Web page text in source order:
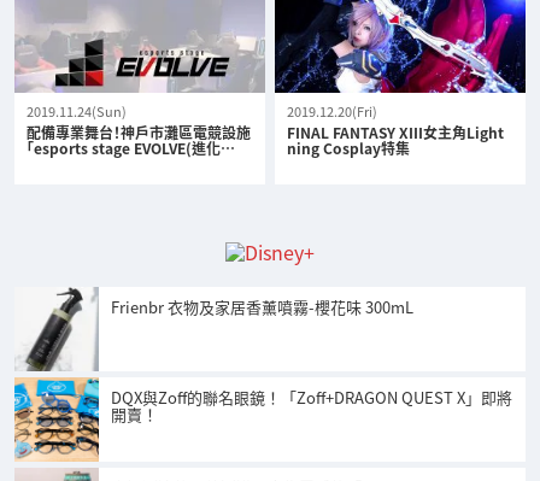
2019.11.24(Sun)
配備專業舞台！神戶市灘區電競設施
「esports stage EVOLVE(進化…
2019.12.20(Fri)
FINAL FANTASY XIII女主角Light
ning Cosplay特集
Frienbr 衣物及家居香薰噴霧-櫻花味 300mL
DQX與Zoff的聯名眼鏡！「Zoff+DRAGON QUEST X」即將
開賣！